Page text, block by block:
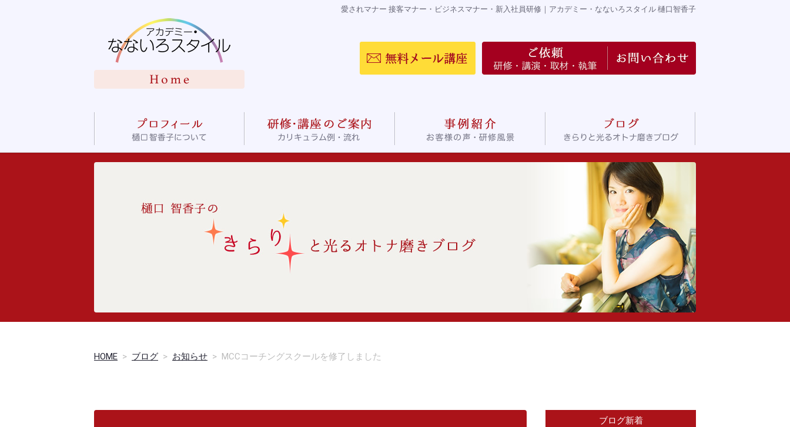
愛されマナー 接客マナー・ビジネスマナー・新入社員研修 ｜アカデミー・なないろスタイル 樋口智香子
HOME > ブログ > お知らせ > MCCコーチングスクールを修了しました
ブログ新着